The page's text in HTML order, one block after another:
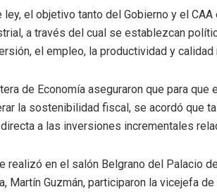
el objetivo tanto del Gobierno y el
a través del cual se establezcan
el empleo, la productividad y
de Economía aseguraron que para que
la sostenibilidad fiscal, se acordó que
a las inversiones incrementales
realizó en el salón Belgrano del Palacio
Martín Guzmán, participaron la vicejefa